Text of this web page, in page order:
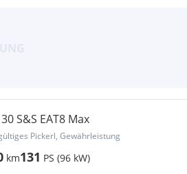
S&S EAT8 Max
Pickerl, Gewährleistung
km131 PS (96 kW)